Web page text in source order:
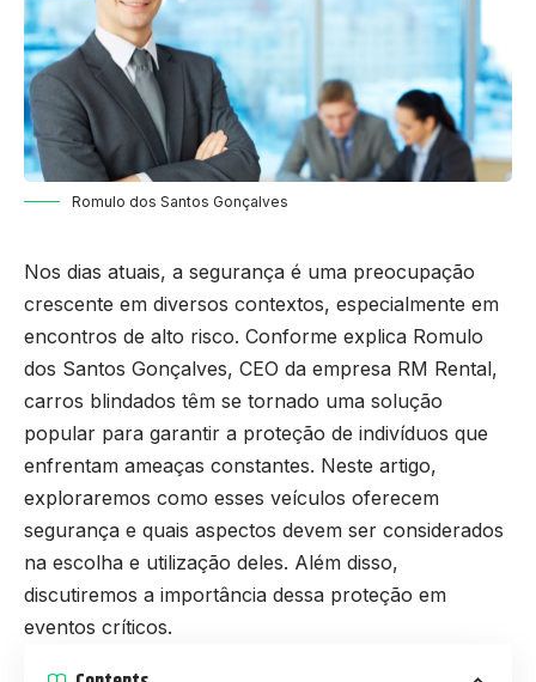
Romulo dos Santos Gonçalves
Nos dias atuais, a segurança é uma preocupação
crescente em diversos contextos, especialmente em
encontros de alto risco. Conforme explica Romulo
dos Santos Gonçalves, CEO da empresa RM Rental,
carros blindados têm se tornado uma solução
popular para garantir a proteção de indivíduos que
enfrentam ameaças constantes. Neste artigo,
exploraremos como esses veículos oferecem
segurança e quais aspectos devem ser considerados
na escolha e utilização deles. Além disso,
discutiremos a importância dessa proteção em
eventos críticos.